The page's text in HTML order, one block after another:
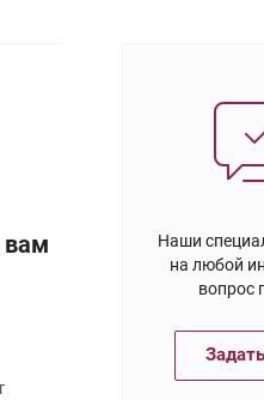
Наши
на любой
вопрос